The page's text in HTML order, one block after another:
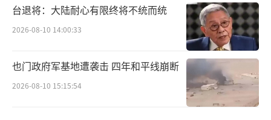
所谓的机器人“大脑”，是指掌管机器人
智能的模块。人形机器人“大脑”的发育需要
好的训练环境，但现在高质量数据非常有限。
机器人也缺乏适配的AI大模型，多数采用VLA模
型，但这一模型并非专为人形机器人开发。更
适配的AI大模型的出现将有利于人形机器人发
台退将：大陆耐心有限终将不统而统
2026-08-10 14:00:33
也门政府军基地遭袭击 四年和平线崩断
2026-08-10 15:15:54